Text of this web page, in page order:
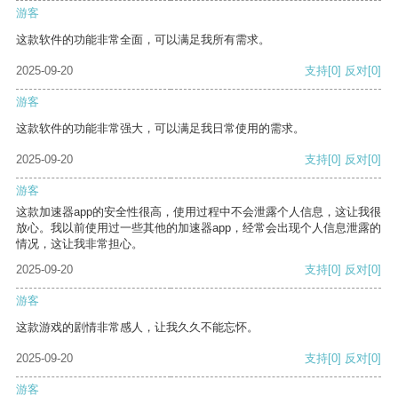
游客
这款软件的功能非常全面，可以满足我所有需求。
2025-09-20 支持[0] 反对[0]
游客
这款软件的功能非常强大，可以满足我日常使用的需求。
2025-09-20 支持[0] 反对[0]
游客
这款加速器app的安全性很高，使用过程中不会泄露个人信息，这让我很
放心。我以前使用过一些其他的加速器app，经常会出现个人信息泄露的
情况，这让我非常担心。
2025-09-20
支持[0] 反对[0]
游客
这款游戏的剧情非常感人，让我久久不能忘怀。
2025-09-20 支持[0] 反对[0]
游客